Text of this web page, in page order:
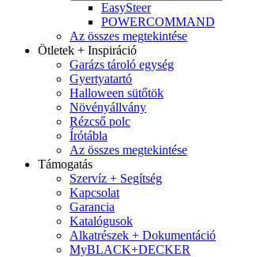
EasySteer
POWERCOMMAND
Az összes megtekintése
Ötletek + Inspiráció
Garázs tároló egység
Gyertyatartó
Halloween sütőtök
Növényállvány
Rézcső polc
Írótábla
Az összes megtekintése
Támogatás
Szervíz + Segítség
Kapcsolat
Garancia
Katalógusok
Alkatrészek + Dokumentáció
MyBLACK+DECKER